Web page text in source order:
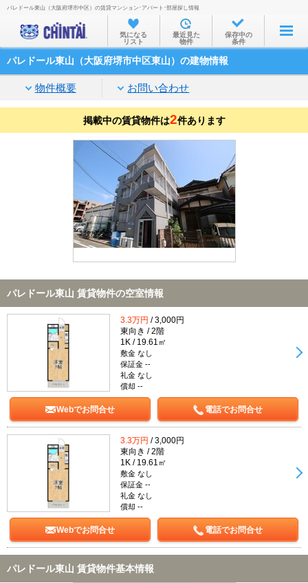
お部屋を探す
沿線・駅から
住所から
家賃相場から
通勤通学時間から
物件特集から
不動産会社から
TOP
パレドール東山（大阪府堺市中区）の賃貸マンション･アパート･部屋探し情報
気になる
リスト
最近見た
物件
保存中の
条件
パレドール東山（大阪府堺市中区東山）の建物情報
物件概要 お問い合わせ
掲載中の賃貸物件は2件あります
パレドール東山 賃貸物件の空室情報
3.3万円 / 3,000円
東向き / 2階
1K / 19.61㎡
敷金 なし
保証金 --
礼金 なし
償却 --
Webでお問合せ 電話でお問合せ
3.3万円 / 3,000円
東向き / 2階
1K / 19.61㎡
敷金 なし
保証金 --
礼金 なし
償却 --
Webでお問合せ 電話でお問合せ
パレドール東山 賃貸物件基本情報